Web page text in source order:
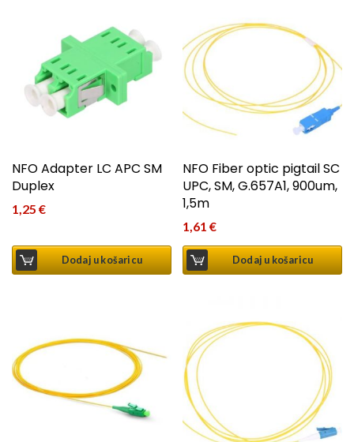
NFO Adapter LC APC SM
Duplex
1,25 €
Dodaj u košaricu
NFO Fiber optic pigtail SC
UPC, SM, G.657A1, 900um,
1,5m
1,61€
Dodaj u košaricu